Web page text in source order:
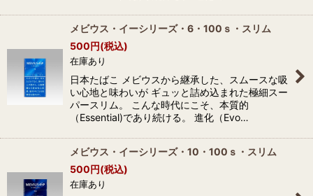
メビウス・イーシリーズ・6・100ｓ・スリム
500円(税込)
在庫あり
日本たばこ メビウスから継承した、スムースな吸
い心地と味わいが ギュッと詰め込まれた極細スー
パースリム。 こんな時代にこそ、本質的
（Essential)であり続ける。 進化（Evo…
メビウス・イーシリーズ・10・100ｓ・スリム
500円(税込)
在庫あり